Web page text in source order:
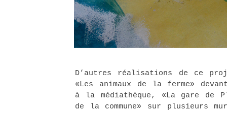
D’autres réalisations de ce
«Les animaux de la ferme»
à la médiathèque, «La gare de
de la commune» sur plusieurs